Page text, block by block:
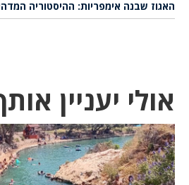
האגוז שבנה אימפריות: ההיסטוריה
אולי יעניין